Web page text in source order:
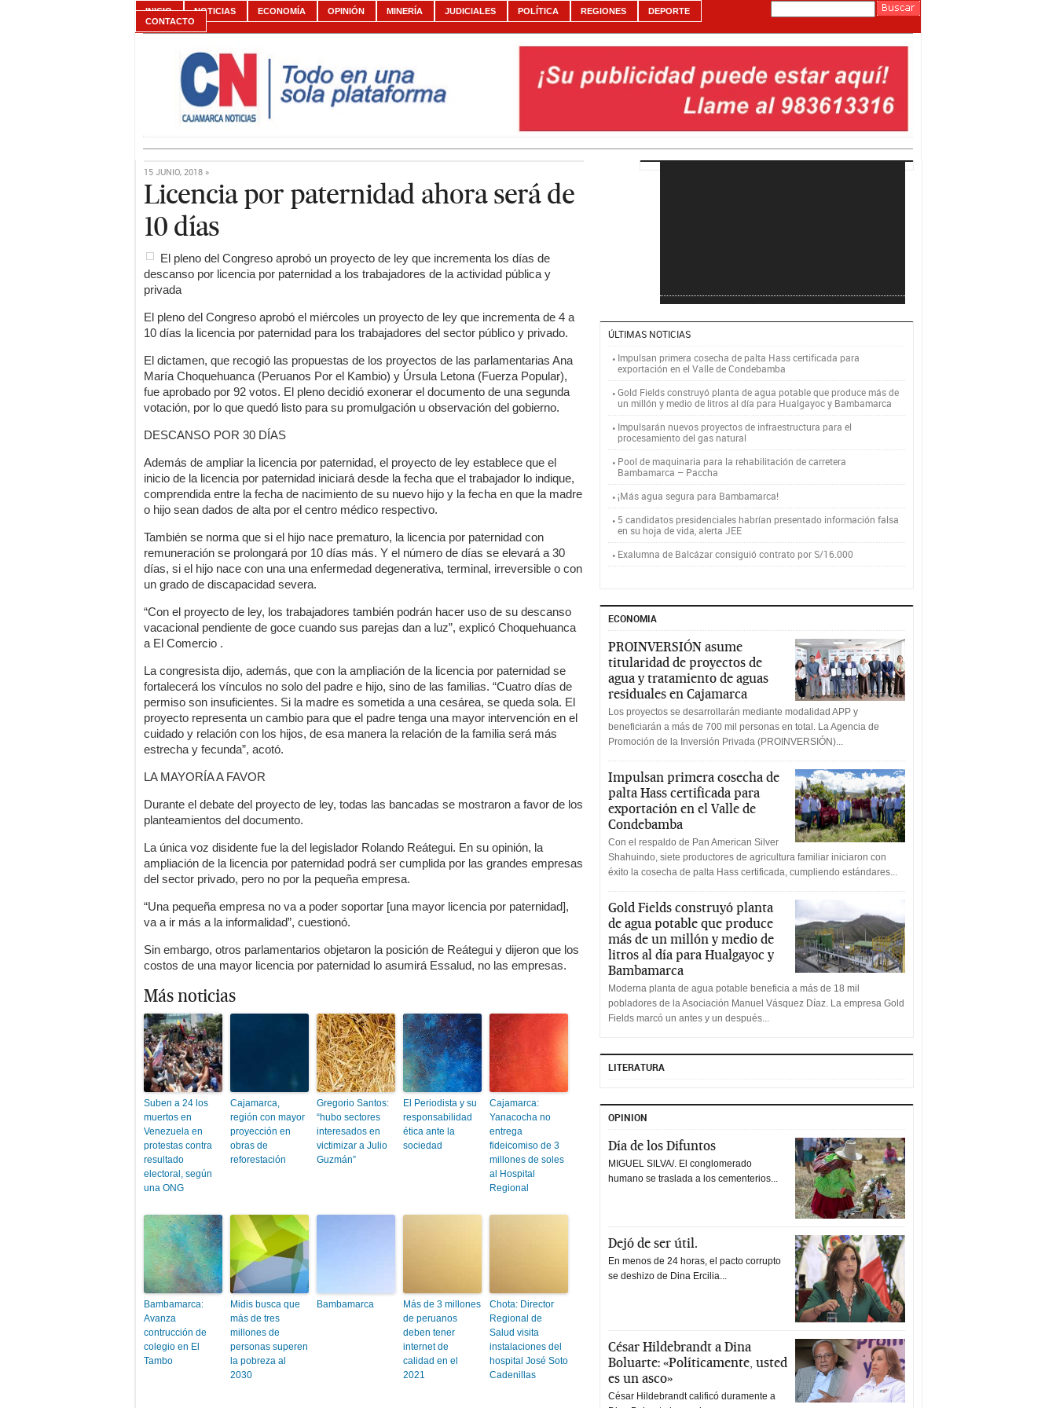
INICIO NOTICIAS ECONOMÍA OPINIÓN MINERÍA JUDICIALES POLÍTICA REGIONES
DEPORTE
CONTACTO
15 JUNIO, 2018 »
Licencia por paternidad ahora será de
10 días
El pleno del Congreso aprobó un proyecto de ley que incrementa los días de
descanso por licencia por paternidad a los trabajadores de la actividad pública y
privada
El pleno del Congreso aprobó el miércoles un proyecto de ley que incrementa de 4 a
10 días la licencia por paternidad para los trabajadores del sector público y privado.
El dictamen, que recogió las propuestas de los proyectos de las parlamentarias Ana
María Choquehuanca (Peruanos Por el Kambio) y Úrsula Letona (Fuerza Popular),
fue aprobado por 92 votos. El pleno decidió exonerar el documento de una segunda
votación, por lo que quedó listo para su promulgación u observación del gobierno.
DESCANSO POR 30 DÍAS
Además de ampliar la licencia por paternidad, el proyecto de ley establece que el
inicio de la licencia por paternidad iniciará desde la fecha que el trabajador lo indique,
comprendida entre la fecha de nacimiento de su nuevo hijo y la fecha en que la madre
o hijo sean dados de alta por el centro médico respectivo.
También se norma que si el hijo nace prematuro, la licencia por paternidad con
remuneración se prolongará por 10 días más. Y el número de días se elevará a 30
días, si el hijo nace con una una enfermedad degenerativa, terminal, irreversible o con
un grado de discapacidad severa.
“Con el proyecto de ley, los trabajadores también podrán hacer uso de su descanso
vacacional pendiente de goce cuando sus parejas dan a luz”, explicó Choquehuanca
a El Comercio .
La congresista dijo, además, que con la ampliación de la licencia por paternidad se
fortalecerá los vínculos no solo del padre e hijo, sino de las familias. “Cuatro días de
permiso son insuficientes. Si la madre es sometida a una cesárea, se queda sola. El
proyecto representa un cambio para que el padre tenga una mayor intervención en el
cuidado y relación con los hijos, de esa manera la relación de la familia será más
estrecha y fecunda”, acotó.
LA MAYORÍA A FAVOR
​Durante el debate del proyecto de ley, todas las bancadas se mostraron a favor de los
planteamientos del documento.
La única voz disidente fue la del legislador Rolando Reátegui. En su opinión, la
ampliación de la licencia por paternidad podrá ser cumplida por las grandes empresas
del sector privado, pero no por la pequeña empresa.
“Una pequeña empresa no va a poder soportar [una mayor licencia por paternidad],
va a ir más a la informalidad”, cuestionó.
Sin embargo, otros parlamentarios objetaron la posición de Reátegui y dijeron que los
costos de una mayor licencia por paternidad lo asumirá Essalud, no las empresas.
Más noticias
Suben a 24 los
muertos en
Venezuela en
protestas contra
resultado
electoral, según
una ONG
Cajamarca,
región con mayor
proyección en
obras de
reforestación
Gregorio Santos:
“hubo sectores
interesados en
victimizar a Julio
Guzmán”
El Periodista y su
responsabilidad
ética ante la
sociedad
Cajamarca:
Yanacocha no
entrega
fideicomiso de 3
millones de soles
al Hospital
Regional
Bambamarca:
Avanza
contrucción de
colegio en El
Tambo
Midis busca que
más de tres
millones de
personas superen
la pobreza al
2030
Bambamarca
Más de 3 millones
de peruanos
deben tener
internet de
calidad en el
2021
Chota: Director
Regional de
Salud visita
instalaciones del
hospital José Soto
Cadenillas
ÚLTIMAS NOTICIAS
Impulsan primera cosecha de palta Hass certificada para
exportación en el Valle de Condebamba
Gold Fields construyó planta de agua potable que produce más de
un millón y medio de litros al día para Hualgayoc y Bambamarca
Impulsarán nuevos proyectos de infraestructura para el
procesamiento del gas natural
Pool de maquinaria para la rehabilitación de carretera
Bambamarca – Paccha
¡Más agua segura para Bambamarca!
5 candidatos presidenciales habrían presentado información falsa
en su hoja de vida, alerta JEE
Exalumna de Balcázar consiguió contrato por S/16.000
ECONOMIA
PROINVERSIÓN asume
titularidad de proyectos de
agua y tratamiento de aguas
residuales en Cajamarca
Los proyectos se desarrollarán mediante modalidad APP y
beneficiarán a más de 700 mil personas en total. La Agencia de
Promoción de la Inversión Privada (PROINVERSIÓN)...
Impulsan primera cosecha de
palta Hass certificada para
exportación en el Valle de
Condebamba
Con el respaldo de Pan American Silver
Shahuindo, siete productores de agricultura familiar iniciaron con
éxito la cosecha de palta Hass certificada, cumpliendo estándares...
Gold Fields construyó planta
de agua potable que produce
más de un millón y medio de
litros al día para Hualgayoc y
Bambamarca
Moderna planta de agua potable beneficia a más de 18 mil
pobladores de la Asociación Manuel Vásquez Díaz. La empresa Gold
Fields marcó un antes y un después...
LITERATURA
OPINION
Día de los Difuntos
MIGUEL SILVA/. El conglomerado
humano se traslada a los cementerios...
Dejó de ser útil.
En menos de 24 horas, el pacto corrupto
se deshizo de Dina Ercilia...
César Hildebrandt a Dina
Boluarte: «Políticamente, usted
es un asco»
César Hildebrandt calificó duramente a